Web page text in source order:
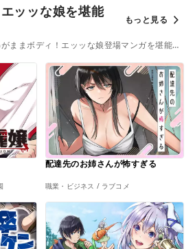
ッッな娘を堪能
もっと見る
ままボディ！エッッな娘登場マンガを堪能し
配達先のお姉さんが怖すぎる
職業・ビジネス / ラブコメ